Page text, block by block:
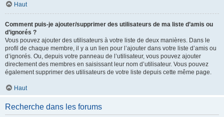
Haut
Comment puis-je ajouter/supprimer des utilisateurs de ma liste d’amis ou
d’ignorés ?
Vous pouvez ajouter des utilisateurs à votre liste de deux manières. Dans le
profil de chaque membre, il y a un lien pour l’ajouter dans votre liste d’amis ou
d’ignorés. Ou, depuis votre panneau de l’utilisateur, vous pouvez ajouter
directement des membres en saisissant leur nom d’utilisateur. Vous pouvez
également supprimer des utilisateurs de votre liste depuis cette même page.
Haut
Recherche dans les forums